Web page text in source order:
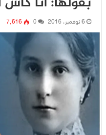
6 نوفمبر، 2016 0 7٬616